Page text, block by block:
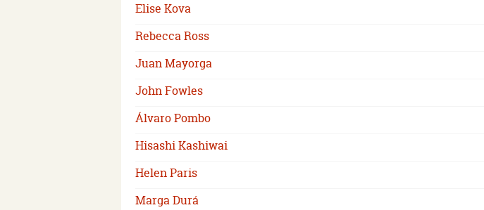
Elise Kova
Rebecca Ross
Juan Mayorga
John Fowles
Álvaro Pombo
Hisashi Kashiwai
Helen Paris
Marga Durá